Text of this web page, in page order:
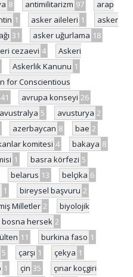
8 antimilitarizm 97
arap
1 asker aileleri 1
asker
31 asker uğurlama 18
cezaevi 4
Askeri
Askerlik Kanunu 1
for Conscientious
41 avrupa konseyi 26
avustralya 5 avusturya 2
azerbaycan 8 bae 2
komitesi 4 bakaya 8
1 basra körfezi 5
belarus 13 belçika 6
1 bireysel başvuru 2
Milletler 2
biyolojik
bosna hersek 2
11 burkina faso 1
5 çarşı 1 çekya 1
1 çin 35
çınar koçgiri